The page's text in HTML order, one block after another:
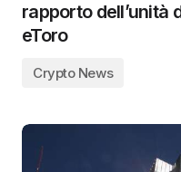
rapporto dell’unità
eToro
Crypto News